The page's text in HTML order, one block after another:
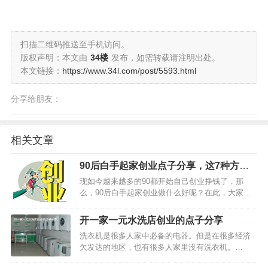
扫描二维码推送至手机访问。
版权声明：本文由 34楼 发布，如需转载请注明出处。
本文链接： https://www.34l.com/post/5593.html
分享给朋友：
相关文章
90后白手起家创业点子分享，这7种方法
希望对你有用
现如今越来越多的90都开始自己创业挣钱了，那
么，90后白手起家创业做什么好呢？在此，大家一
么，下面小编整理了7种适合90后创业的点子，感兴
趣的朋友，赶紧分享下吧。…
开一家一元水洗店创业的点子分享
洗衣机是很多人家中必备的电器。但是在很多经济
欠发达的地区，也有很多人家里没有洗衣机。…